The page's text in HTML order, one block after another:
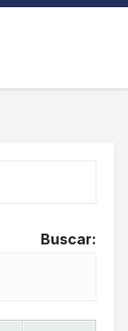
Buscar: